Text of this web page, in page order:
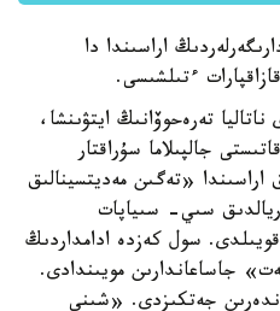
اراسىندا دا
ءتىلشىسى.
تەرەحوۆانىڭ ايتۋىنشا،
جالپىلاما سۇراقتار
«تەگىن مەديتسينالىق
سىي- سىياپات
سول كەزدە ادامداردىڭ
جاساعاندارىن مويىندادى.
جەتكىزدى. «شىنى